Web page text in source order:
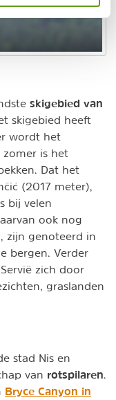
skigebied van
skigebied heeft
wordt het
zomer is het
Dat het
(2017 meter),
bij velen
ook nog
zijn genoteerd in
bergen. Verder
zich door
graslanden
stad Nis en
van rotspilaren.
Bryce Canyon in